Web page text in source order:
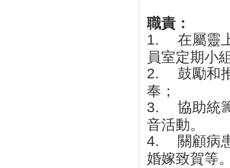
職責：
1.
在屬靈
員室定期小
2.
鼓勵和
奉；
3.
協助統
音活動。
4.
關顧病
婚嫁致賀等